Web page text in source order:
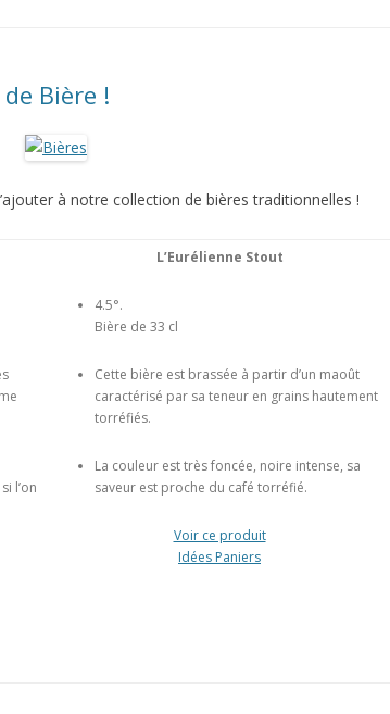
Bière !
à notre collection de bières traditionnelles !
l’on
L’Eurélienne Stout
4.5°.
Bière de 33 cl
Cette bière est brassée à partir d’un maoût
caractérisé par sa teneur en grains hautement
torréfiés.
La couleur est très foncée, noire intense, sa
saveur est proche du café torréfié.
Voir ce produit
Idées Paniers